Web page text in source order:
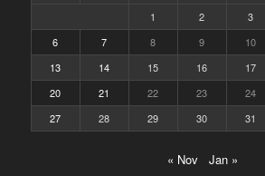
1
2 3
6
7 8 9 10
13
14 15 16 17
20
21 22 23 24
27
28 29 30 31
« Nov Jan »